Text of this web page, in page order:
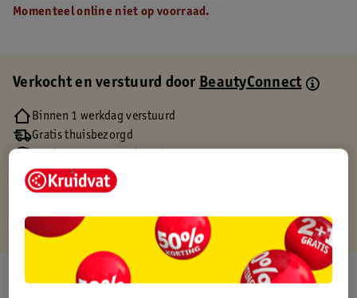
Momenteel online niet op voorraad.
Verkocht en verstuurd doorBeautyConnect
Binnen 1 werkdag verstuurd
Gratis thuisbezorgd
Gratis punten met je Kruidvat kaart
Over dit product